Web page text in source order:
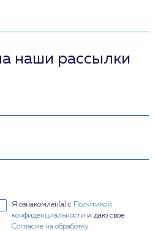
наши рассылки
Я ознакомлен(а) с
Политикой
конфиденциальности и даю свое
Согласие на обработку